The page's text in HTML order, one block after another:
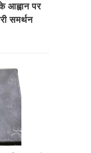
के आह्वान पर
समर्थन